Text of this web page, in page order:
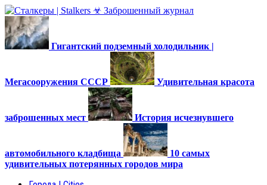
Гигантский подземный холодильник |
Мегасооружения СССР Удивительная красота
заброшенных мест История исчезнувшего
автомобильного кладбища
10 самых
удивительных потерянных городов мира